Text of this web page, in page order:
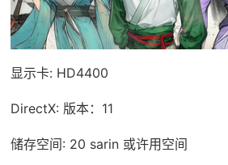
显示卡: HD4400
DirectX: 版本：11
储存空间: 20 sarin 或许用空间